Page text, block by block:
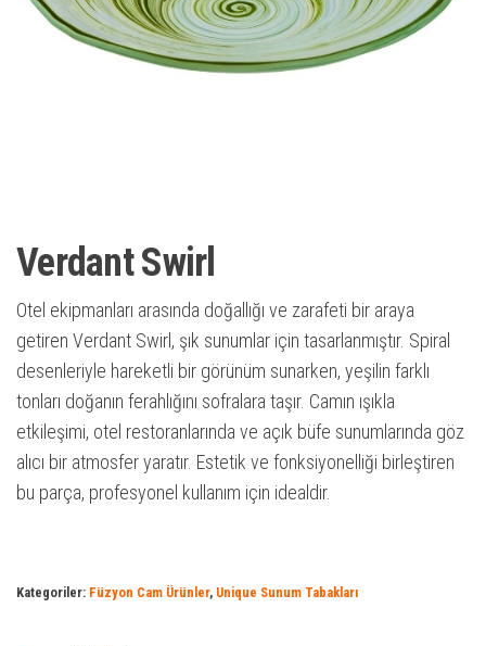
Verdant Swirl
Otel ekipmanları arasında doğallığı ve zarafeti bir araya
getiren Verdant Swirl, şık sunumlar için tasarlanmıştır. Spiral
desenleriyle hareketli bir görünüm sunarken, yeşilin farklı
tonları doğanın ferahlığını sofralara taşır. Camın ışıkla
etkileşimi, otel restoranlarında ve açık büfe sunumlarında göz
alıcı bir atmosfer yaratır. Estetik ve fonksiyonelliği birleştiren
bu parça, profesyonel kullanım için idealdir.
Kategoriler: Füzyon Cam Ürünler, Unique Sunum Tabakları